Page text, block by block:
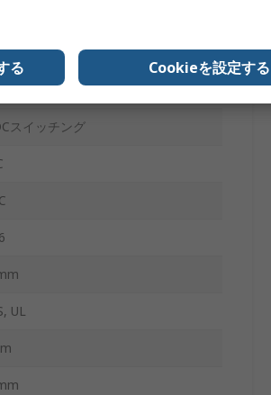
子
スイッチング
UL
る Cookieを設定する